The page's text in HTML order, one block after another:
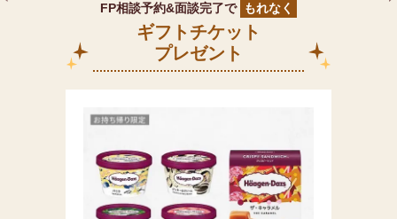
FP相談予約&面談完了で もれなく
ギフトチケット
プレゼント